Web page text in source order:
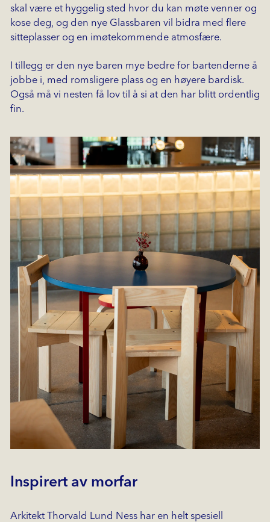
skal være et hyggelig sted hvor du kan møte venner og
kose deg, og den nye Glassbaren vil bidra med flere
sitteplasser og en imøtekommende atmosfære.
I tillegg er den nye baren mye bedre for bartenderne å
jobbe i, med romsligere plass og en høyere bardisk.
Også må vi nesten få lov til å si at den har blitt ordentlig
fin.
Inspirert av morfar
Arkitekt Thorvald Lund Ness har en helt spesiell